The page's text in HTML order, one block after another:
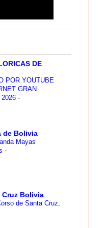
DE
POR YOUTUBE
GRAN
2026 -
de Bolivia
Mayas
-
Cruz Bolivia
de Santa Cruz,